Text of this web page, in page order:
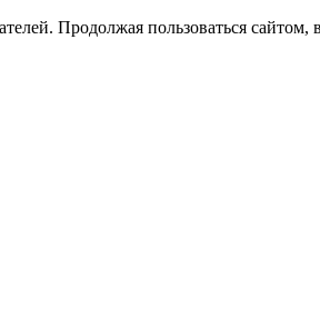
Продолжая пользоваться сайтом,